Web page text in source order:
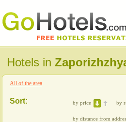
Hotels in
All of the area
Sort: by price by
by distance from